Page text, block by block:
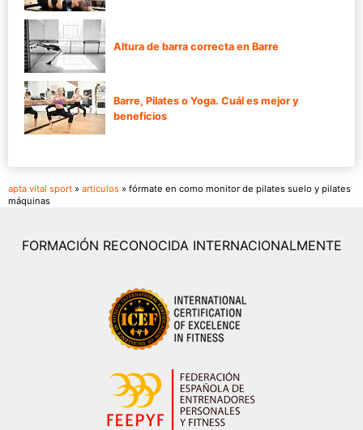
Altura de barra correcta en Barre
Barre, Pilates o Yoga. Cuál es mejor y
beneficios
apta vital sport » articulos » fórmate en como monitor de pilates suelo y pilates
máquinas
FORMACIÓN RECONOCIDA INTERNACIONALMENTE